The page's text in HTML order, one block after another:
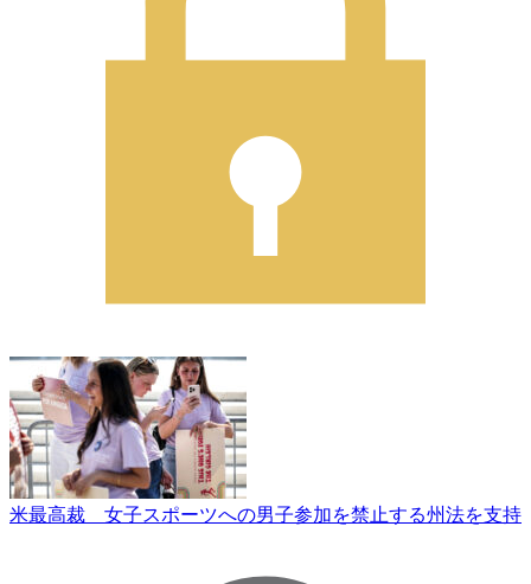
米最高裁 女子スポーツへの男子参加を禁止する州法を支持